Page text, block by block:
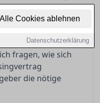
Alle Cookies ablehnen
Datenschutzerklärung
sein. Zudem
besondere
verstanden
fragen, wie sich
die nötige